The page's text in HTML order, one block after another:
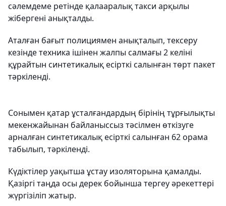
сәлемдеме ретінде қалааралық такси арқылы
жібергені анықталды.
Аталған бағыт полициямен анықталып, тексеру
кезінде техника ішінен жалпы салмағы 2 келіні
құрайтын синтетикалық есірткі салынған төрт пакет
тәркіленді.
Сонымен қатар ұсталғандардың бірінің тұрғылықты
мекенжайынан байланыссыз тәсілмен өткізуге
арналған синтетикалық есірткі салынған 62 орама
табылып, тәркіленді.
Күдіктілер уақытша ұстау изоляторына қамалды.
Қазіргі таңда осы дерек бойынша тергеу әрекеттері
жүргізіліп жатыр.